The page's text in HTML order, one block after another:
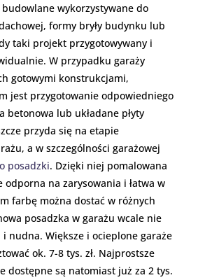
wykorzystywane do
formy bryły budynku lub
taki projekt przygotowywany i
W przypadku garaży
gotowymi konstrukcjami,
jest przygotowanie odpowiedniego
betonowa lub układane płyty
przyda się na etapie
a w szczególności garażowej
posadzki. Dzięki niej pomalowana
na zarysowania i łatwa w
farbę można dostać w różnych
posadzka w garażu wcale nie
i nudna. Większe i ocieplone garaże
ok. 7-8 tys. zł. Najprostsze
dostępne są natomiast już za 2 tys.